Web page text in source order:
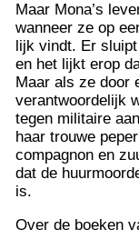
Maar Mona’s
wanneer ze op
lijk vindt. Er
en het lijkt erop
Maar als ze door
verantwoordelijk
tegen militaire
haar trouwe
compagnon en
dat de
is.
Over de boeken